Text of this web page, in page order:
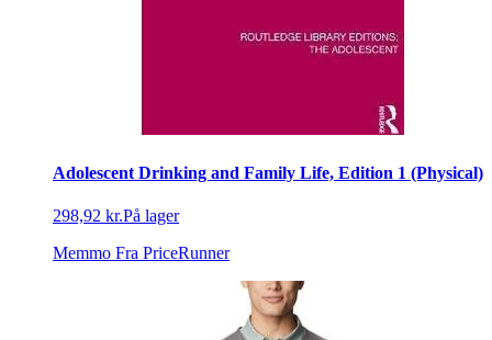
Adolescent Drinking and Family Life, Edition 1 (Physical)
298,92 kr.På lager
Memmo Fra PriceRunner